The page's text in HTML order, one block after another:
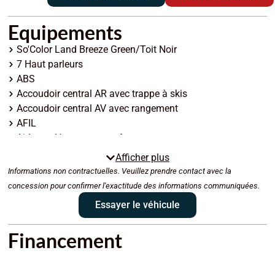
Equipements
So'Color Land Breeze Green/Toit Noir
7 Haut parleurs
ABS
Accoudoir central AR avec trappe à skis
Accoudoir central AV avec rangement
AFIL
Aide au démarrage en côte
Aide au freinage d'urgence
Airbag conducteur
Airbag genoux
Airbag passager
Airbag passager déconnectable
Airbags latéraux avant
Airbags rideaux
Afficher plus
Informations non contractuelles. Veuillez prendre contact avec la
concession pour confirmer l'exactitude des informations communiquées.
Essayer le véhicule
Financement